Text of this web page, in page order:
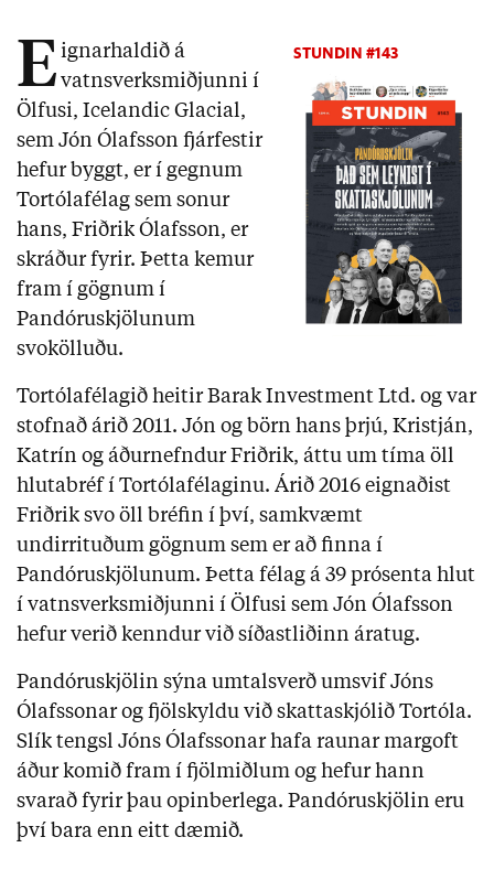
STUNDIN #143
E ignarhaldið á
vatnsverksmiðjunni í
Ölfusi, Icelandic Glacial,
sem Jón Ólafsson fjárfestir
hefur byggt, er í gegnum
Tortólafélag sem sonur
hans, Friðrik Ólafsson, er
skráður fyrir. Þetta kemur
fram í gögnum í
Pandóruskjölunum
svokölluðu.
Tortólafélagið heitir Barak Investment Ltd. og var
stofnað árið 2011. Jón og börn hans þrjú, Kristján,
Katrín og áðurnefndur Friðrik, áttu um tíma öll
hlutabréf í Tortólafélaginu. Árið 2016 eignaðist
Friðrik svo öll bréfin í því, samkvæmt
undirrituðum gögnum sem er að finna í
Pandóruskjölunum. Þetta félag á 39 prósenta hlut
í vatnsverksmiðjunni í Ölfusi sem Jón Ólafsson
hefur verið kenndur við síðastliðinn áratug.
Pandóruskjölin sýna umtalsverð umsvif Jóns
Ólafssonar og fjölskyldu við skattaskjólið Tortóla.
Slík tengsl Jóns Ólafssonar hafa raunar margoft
áður komið fram í fjölmiðlum og hefur hann
svarað fyrir þau opinberlega. Pandóruskjölin eru
því bara enn eitt dæmið.